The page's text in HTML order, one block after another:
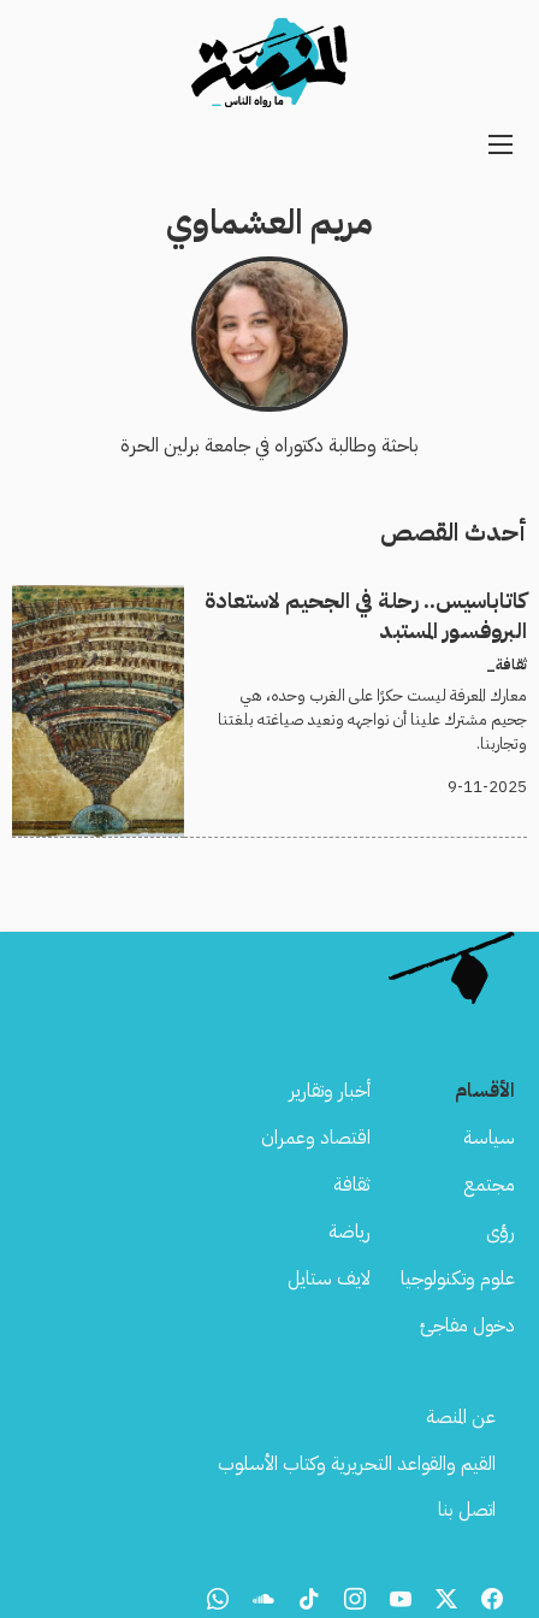
Main
مريم العشماوي
باحثة وطالبة دكتوراه في جامعة برلين الحرة
أحدث القصص
كاتاباسيس.. رحلة في الجحيم لاستعادة
البروفسور المستبد
ثقافة_
معارك المعرفة ليست حكرًا على الغرب وحده، هي
جحيم مشترك علينا أن نواجهه ونعيد صياغته بلغتنا
وتجاربنا.
9-11-2025
الأقسام
أخبار وتقارير
سياسة
اقتصاد وعمران
مجتمع
ثقافة
رؤى
رياضة
علوم وتكنولوجيا
لايف ستايل
دخول مفاجئ
Footer
عن المنصة
القيم والقواعد التحريرية وكتاب الأسلوب
اتصل بنا